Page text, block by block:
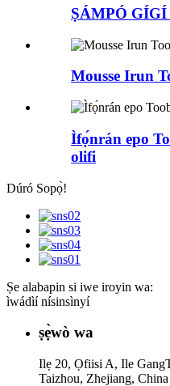
ṢÁMPÓ
Mousse Irun
Ìfọ́nrán epo
olifi
Dúró Sopọ̀!
Ṣe alabapin si iwe iroyin wa:
ìwádìí nísinsìnyí
ṣẹ̀wò wa
Ilẹ 20, Ọfiisi A, Ile
Taizhou, Zhejiang,